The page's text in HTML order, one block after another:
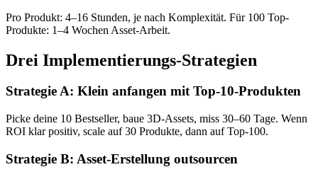
Pro Produkt: 4–16 Stunden, je nach Komplexität. Für 100 Top-
Produkte: 1–4 Wochen Asset-Arbeit.
Drei Implementierungs-Strategien
Strategie A: Klein anfangen mit Top-10-Produkten
Picke deine 10 Bestseller, baue 3D-Assets, miss 30–60 Tage. Wenn
ROI klar positiv, scale auf 30 Produkte, dann auf Top-100.
Strategie B: Asset-Erstellung outsourcen